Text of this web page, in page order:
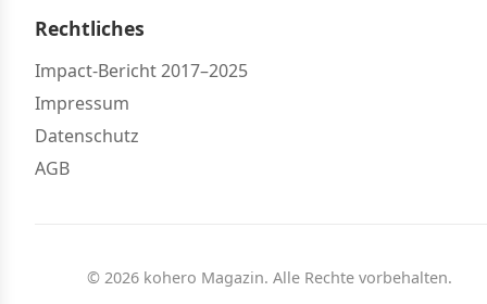
Rechtliches
Impact-Bericht 2017–2025
Impressum
Datenschutz
AGB
© 2026 kohero Magazin. Alle Rechte vorbehalten.